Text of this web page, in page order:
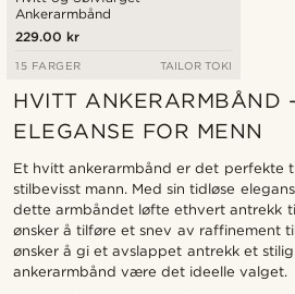
Ankerarmbånd
229.00 kr
15 FARGER TAILOR TOKI
HVITT ANKERARMBÅND
ELEGANSE FOR MENN
Et hvitt ankerarmbånd er det perfekte
stilbevisst mann. Med sin tidløse
dette armbåndet løfte ethvert antrekk
ønsker å tilføre et snev av raffinement
ønsker å gi et avslappet antrekk et
ankerarmbånd være det ideelle valget.